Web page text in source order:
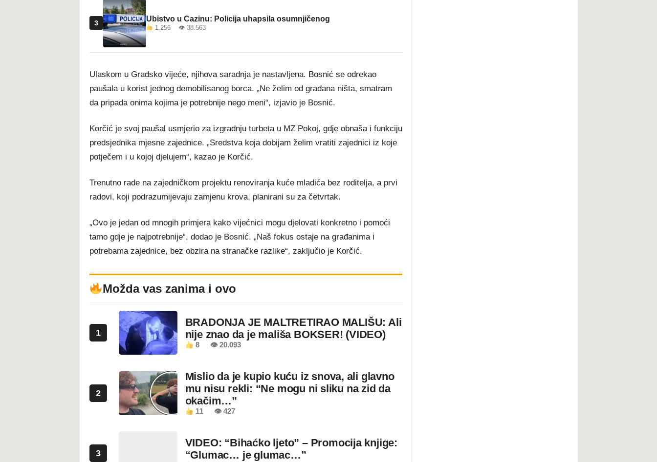
3 Ubistvo u Cazinu: Policija uhapsila osumnjičenog
1.256 👁 38.563
Ulaskom u Gradsko vijeće, njihova saradnja je nastavljena. Bosnić se odrekao
paušala u korist jednog demobilisanog borca. „Ne želim od građana ništa, smatram
da pripada onima kojima je potrebnije nego meni“, izjavio je Bosnić.
Korčić je svoj paušal usmjerio za izgradnju turbeta u MZ Pokoj, gdje obnaša i funkciju
predsjednika mjesne zajednice. „Sredstva koja dobijam želim vratiti zajednici iz koje
potječem i u kojoj djelujem“, kazao je Korčić.
Trenutno rade na zajedničkom projektu renoviranja kuće mladića bez roditelja, a prvi
radovi, koji podrazumijevaju zamjenu krova, planirani su za četvrtak.
„Ovo je jedan od mnogih primjera kako vijećnici mogu djelovati konkretno i pomoći
tamo gdje je najpotrebnije“, dodao je Bosnić. „Naš fokus ostaje na građanima i
potrebama zajednice, bez obzira na stranačke razlike“, zaključio je Korčić.
Možda vas zanima i ovo
1
BRADONJA JE MALTRETIRAO MALIŠU: Ali
nije znao da je mališa BOKSER! (VIDEO)
8 👁 20.093
2
Mislio da je kupio kuću iz snova, ali glavno
mu nisu rekli: “Ne mogu ni sliku na zid da
okačim…”
11 👁 427
3
VIDEO: “Bihaćko ljeto” – Promocija knjige:
“Glumac… je glumac…”